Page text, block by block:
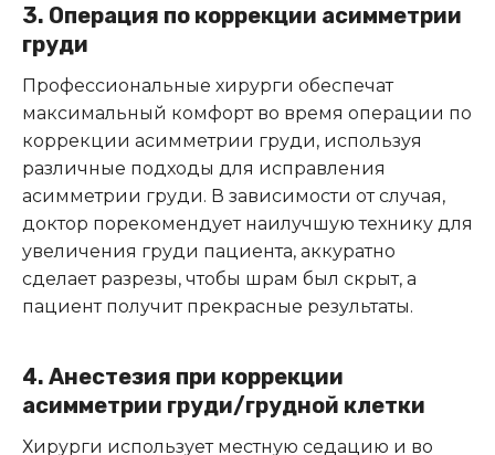
3. Операция по коррекции асимметрии
груди
Профессиональные хирурги обеспечат
максимальный комфорт во время операции по
коррекции асимметрии груди, используя
различные подходы для исправления
асимметрии груди. В зависимости от случая,
доктор порекомендует наилучшую технику для
увеличения груди пациента, аккуратно
сделает разрезы, чтобы шрам был скрыт, а
пациент получит прекрасные результаты.
4. Анестезия при коррекции
асимметрии груди/грудной клетки
Хирурги использует местную седацию и во